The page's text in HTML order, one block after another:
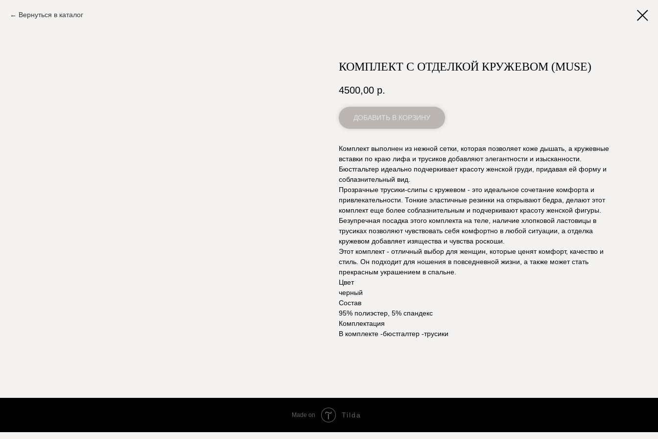
Вернуться в каталог
КОМПЛЕКТ С ОТДЕЛКОЙ КРУЖЕВОМ (MUSE)
4500,00 р.
ДОБАВИТЬ В КОРЗИНУ
Комплект выполнен из нежной сетки, которая позволяет коже дышать, а кружевные
вставки по краю лифа и трусиков добавляют элегантности и изысканности.
Бюстгальтер идеально подчеркивает красоту женской груди, придавая ей форму и
соблазнительный вид.
Прозрачные трусики-слипы с кружевом - это идеальное сочетание комфорта и
привлекательности. Тонкие эластичные резинки на открывают бедра, делают этот
комплект еще более соблазнительным и подчеркивают красоту женской фигуры.
Безупречная посадка этого комплекта на теле, наличие хлопковой ластовицы в
трусиках позволяют чувствовать себя комфортно в любой ситуации, а отделка
кружевом добавляет изящества и чувства роскоши.
Этот комплект - отличный выбор для женщин, которые ценят комфорт, качество и
стиль. Он подходит для ношения в повседневной жизни, а также может стать
прекрасным украшением в спальне.
Цвет
черный
Состав
95% полиэстер, 5% спандекс
Комплектация
В комплекте -бюстгалтер -трусики
Made on Tilda